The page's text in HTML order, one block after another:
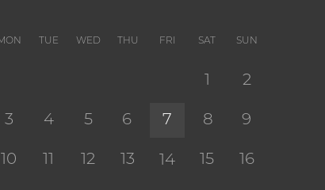
TUE WED THU FRI SAT SUN
2
3 4 5 6 7 8 9
10 12 13 14 15 16